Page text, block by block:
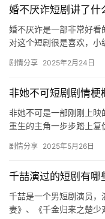
婚不厌诈短剧讲了
婚不厌诈是一部非常好看
对这个短剧很是喜欢，
珊…
剧情分享 2025年2月24日
非她不可短剧剧情梗
非她不可是一部刚刚上
重生的主角一步步踏上复
一看！…
剧情分享 2025年5月26日
千喆演过的短剧有哪
千喆是一个男短剧演员
妻》、《千金归来之楚